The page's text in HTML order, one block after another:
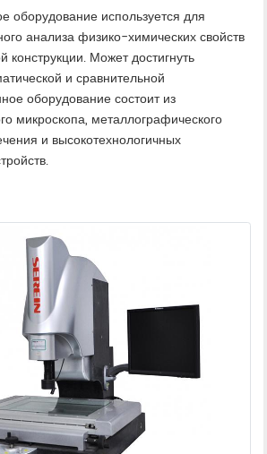
оборудование используется для
анализа физико-химических свойств
конструкции. Может достигнуть
и сравнительной
оборудование состоит из
микроскопа, металлографического
и высокотехнологичных